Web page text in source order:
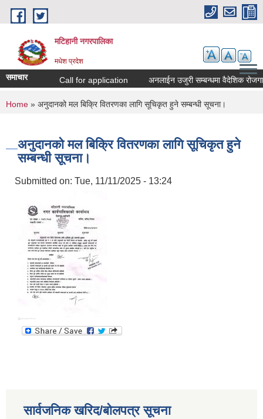
Skip to main content
मटिहानी नगरपालिका
मधेश प्रदेश
समाचार Call for application अनलाईन उजुरी सम्बन्धमा वैदेशिक
You are here
Home » अनुदानको मल बिक्रि वितरणका लागि सूचिकृत हुने सम्बन्धी सूचना।
अनुदानको मल बिक्रि वितरणका लागि सूचिकृत हुने
सम्बन्धी सूचना।
Submitted on: Tue, 11/11/2025 - 13:24
सार्वजनिक खरिद/बोलपत्र सूचना